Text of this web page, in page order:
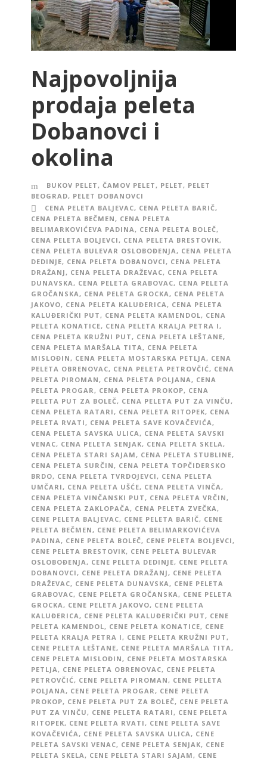
Najpovoljnija
prodaja peleta
Dobanovci i
okolina
BUKOV PELET, ČAMOV PELET, PELET, PELET
BEOGRAD, PELET DOBANOVCI
CENA PELETA BALJEVAC, CENA PELETA BARIČ,
CENA PELETA BEČMEN, CENA PELETA
BELIMARKOVIĆEVA PADINA, CENA PELETA BOLEČ,
CENA PELETA BOLJEVCI, CENA PELETA BRESTOVIK,
CENA PELETA BULEVAR OSLOBOĐENJA, CENA PELETA
DEDINJE, CENA PELETA DOBANOVCI, CENA PELETA
DRAŽANJ, CENA PELETA DRAŽEVAC, CENA PELETA
DUNAVSKA, CENA PELETA GRABOVAC, CENA PELETA
GROČANSKA, CENA PELETA GROCKA, CENA PELETA
JAKOVO, CENA PELETA KALUĐERICA, CENA PELETA
KALUĐERIČKI PUT, CENA PELETA KAMENDOL, CENA
PELETA KONATICE, CENA PELETA KRALJA PETRA I,
CENA PELETA KRUŽNI PUT, CENA PELETA LEŠTANE,
CENA PELETA MARŠALA TITA, CENA PELETA
MISLOĐIN, CENA PELETA MOSTARSKA PETLJA, CENA
PELETA OBRENOVAC, CENA PELETA PETROVČIĆ, CENA
PELETA PIROMAN, CENA PELETA POLJANA, CENA
PELETA PROGAR, CENA PELETA PROKOP, CENA
PELETA PUT ZA BOLEČ, CENA PELETA PUT ZA VINČU,
CENA PELETA RATARI, CENA PELETA RITOPEK, CENA
PELETA RVATI, CENA PELETA SAVE KOVAČEVIĆA,
CENA PELETA SAVSKA ULICA, CENA PELETA SAVSKI
VENAC, CENA PELETA SENJAK, CENA PELETA SKELA,
CENA PELETA STARI SAJAM, CENA PELETA STUBLINE,
CENA PELETA SURČIN, CENA PELETA TOPČIDERSKO
BRDO, CENA PELETA TVRDOJEVCI, CENA PELETA
UMČARI, CENA PELETA UŠĆE, CENA PELETA VINČA,
CENA PELETA VINČANSKI PUT, CENA PELETA VRČIN,
CENA PELETA ZAKLOPAČA, CENA PELETA ZVEČKA,
CENE PELETA BALJEVAC, CENE PELETA BARIČ, CENE
PELETA BEČMEN, CENE PELETA BELIMARKOVIĆEVA
PADINA, CENE PELETA BOLEČ, CENE PELETA BOLJEVCI,
CENE PELETA BRESTOVIK, CENE PELETA BULEVAR
OSLOBOĐENJA, CENE PELETA DEDINJE, CENE PELETA
DOBANOVCI, CENE PELETA DRAŽANJ, CENE PELETA
DRAŽEVAC, CENE PELETA DUNAVSKA, CENE PELETA
GRABOVAC, CENE PELETA GROČANSKA, CENE PELETA
GROCKA, CENE PELETA JAKOVO, CENE PELETA
KALUĐERICA, CENE PELETA KALUĐERIČKI PUT, CENE
PELETA KAMENDOL, CENE PELETA KONATICE, CENE
PELETA KRALJA PETRA I, CENE PELETA KRUŽNI PUT,
CENE PELETA LEŠTANE, CENE PELETA MARŠALA TITA,
CENE PELETA MISLOĐIN, CENE PELETA MOSTARSKA
PETLJA, CENE PELETA OBRENOVAC, CENE PELETA
PETROVČIĆ, CENE PELETA PIROMAN, CENE PELETA
POLJANA, CENE PELETA PROGAR, CENE PELETA
PROKOP, CENE PELETA PUT ZA BOLEČ, CENE PELETA
PUT ZA VINČU, CENE PELETA RATARI, CENE PELETA
RITOPEK, CENE PELETA RVATI, CENE PELETA SAVE
KOVAČEVIĆA, CENE PELETA SAVSKA ULICA, CENE
PELETA SAVSKI VENAC, CENE PELETA SENJAK, CENE
PELETA SKELA, CENE PELETA STARI SAJAM, CENE